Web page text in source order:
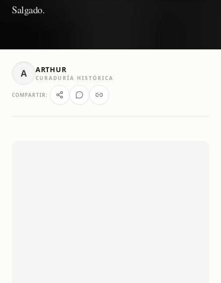
Salgado.
A ARTHUR
CURADURÍA HISTÓRICA
COMPARTIR: